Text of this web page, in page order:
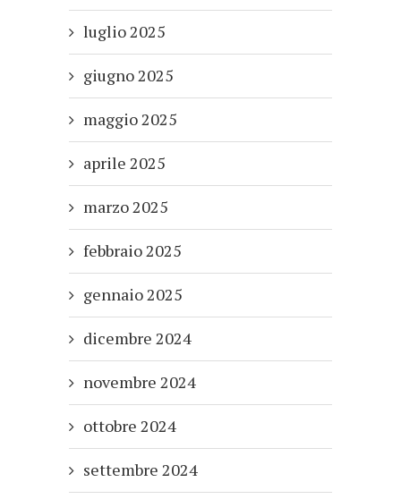
luglio 2025
giugno 2025
maggio 2025
aprile 2025
marzo 2025
febbraio 2025
gennaio 2025
dicembre 2024
novembre 2024
ottobre 2024
settembre 2024